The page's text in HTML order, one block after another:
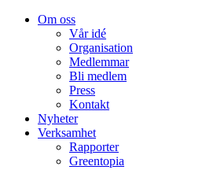
Om oss
Vår idé
Organisation
Medlemmar
Bli medlem
Press
Kontakt
Nyheter
Verksamhet
Rapporter
Greentopia